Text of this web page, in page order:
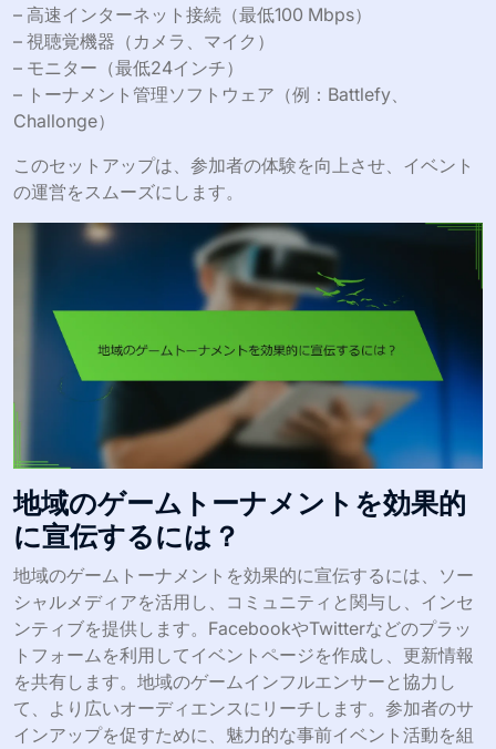
– 高速インターネット接続（最低100 Mbps）
– 視聴覚機器（カメラ、マイク）
– モニター（最低24インチ）
– トーナメント管理ソフトウェア（例：Battlefy、
Challonge）
このセットアップは、参加者の体験を向上させ、イベント
の運営をスムーズにします。
地域のゲームトーナメントを効果的
に宣伝するには？
地域のゲームトーナメントを効果的に宣伝するには、ソー
シャルメディアを活用し、コミュニティと関与し、インセ
ンティブを提供します。FacebookやTwitterなどのプラッ
トフォームを利用してイベントページを作成し、更新情報
を共有します。地域のゲームインフルエンサーと協力し
て、より広いオーディエンスにリーチします。参加者のサ
インアップを促すために、魅力的な事前イベント活動を組